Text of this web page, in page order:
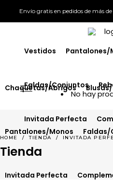
Envío gratis en pedidos de más
Chaquetas/Abrigos
Pantalones/Monos Faldas/
Invitada Perfecta
No hay
Chaquetas/Abrigos
Vestidos Pantalones/
Faldas/Conjuntos
Invitada Perfecta
HOME /TIENDA / INVITADA
Tienda